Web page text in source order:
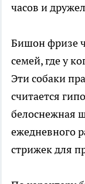
часов и
Бишон фризе
семей, где у
Эти собаки
считается
белоснежная
ежедневного
стрижек для